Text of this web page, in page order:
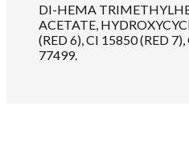
DI-HEMA
ACETATE,
(RED 6), CI 15850 (RED
77499.